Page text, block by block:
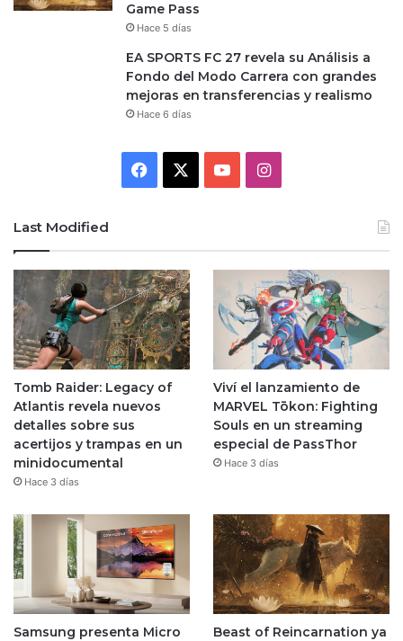
Game Pass
Hace 5 días
EA SPORTS FC 27 revela su Análisis a
Fondo del Modo Carrera con grandes
mejoras en transferencias y realismo
Hace 6 días
Facebook YouTubeInstagram
Last Modified
Tomb Raider: Legacy of
Atlantis revela nuevos
detalles sobre sus
acertijos y trampas en un
minidocumental
Hace 3 días
Viví el lanzamiento de
MARVEL Tōkon: Fighting
Souls en un streaming
especial de PassThor
Hace 3 días
Samsung presenta Micro
Beast of Reincarnation ya